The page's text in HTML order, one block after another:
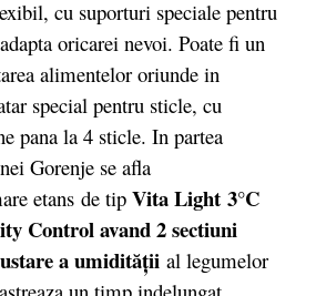
cu suporturi speciale pentru
oricarei nevoi. Poate fi un
alimentelor oriunde in
special pentru sticle, cu
pana la 4 sticle. In partea
Gorenje se afla
etans de tip Vita Light 3°C
Control avand 2 sectiuni
a umidității al legumelor
un timp indelungat